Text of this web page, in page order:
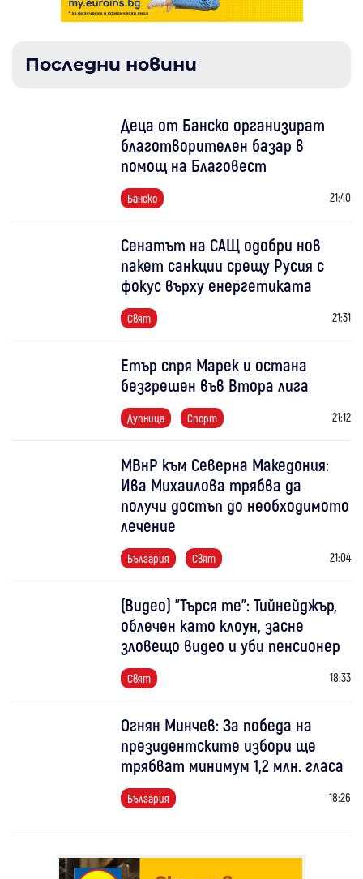
Последни новини
Деца от Банско организират
благотворителен базар в
помощ на Благовест
Банско 21:40
Сенатът на САЩ одобри нов
пакет санкции срещу Русия с
фокус върху енергетиката
Свят 21:31
Етър спря Марек и остана
безгрешен във Втора лига
Дупница Спорт 21:12
МВнР към Северна Македония:
Ива Михаилова трябва да
получи достъп до необходимото
лечение
България Свят 21:04
(Видео) "Търся те": Тийнейджър,
облечен като клоун, засне
зловещо видео и уби пенсионер
Свят 18:33
Огнян Минчев: За победа на
президентските избори ще
трябват минимум 1,2 млн. гласа
България 18:26